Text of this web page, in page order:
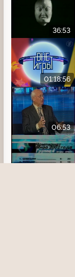
36:53
01:18:56
06:53